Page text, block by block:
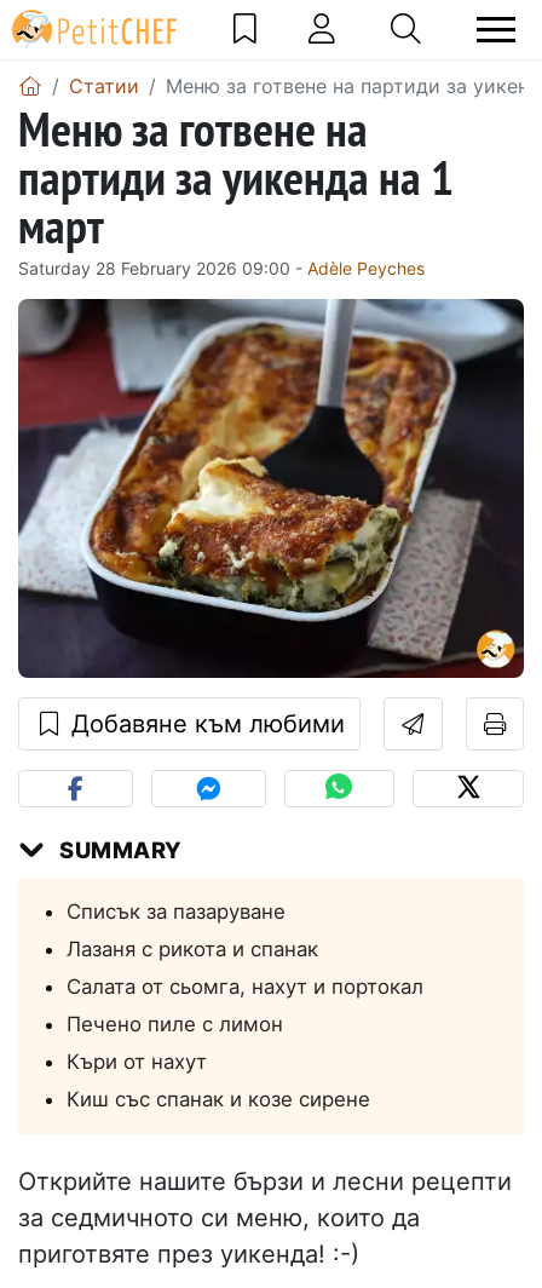
Статии Меню за готвене на партиди за
Меню за готвене на
партиди за уикенда на 1
март
Saturday 28 February 2026 09:00 - Adèle Peyches
Добавяне към любими
SUMMARY
Списък за пазаруване
Лазаня с рикота и спанак
Салата от сьомга, нахут и портокал
Печено пиле с лимон
Къри от нахут
Киш със спанак и козе сирене
Открийте нашите бързи и лесни рецепти
за седмичното си меню, които да
приготвяте през уикенда! :-)